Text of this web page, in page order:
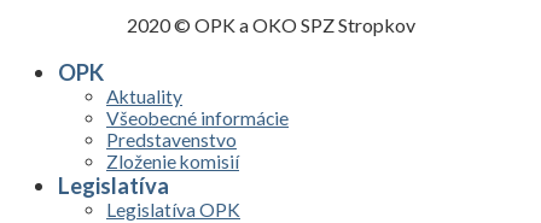
2020 © OPK a OKO SPZ Stropkov
OPK
Aktuality
Všeobecné informácie
Predstavenstvo
Zloženie komisií
Legislatíva
Legislatíva OPK